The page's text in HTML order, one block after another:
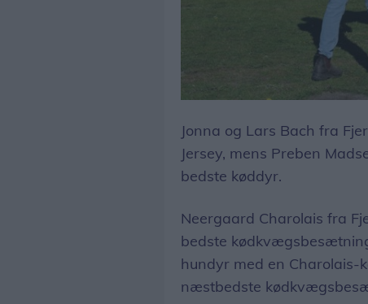
Jonna og Lars Bach fra
Jersey, mens Preben
bedste køddyr.
Neergaard Charolais fra
bedste
hundyr med en Charolais-
næstbedste